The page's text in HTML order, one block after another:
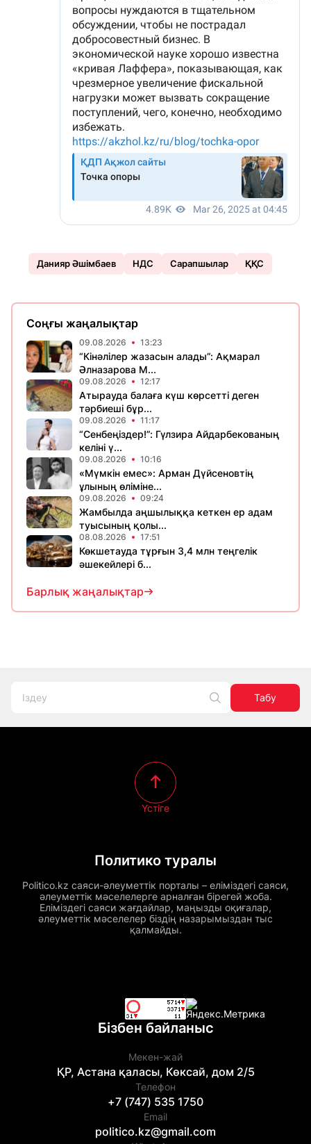
Данияр Әшімбаев НДС Сарапшылар ҚҚС
Соңғы жаңалықтар
09.08.2026 13:23
“Кінәлілер жазасын алады”: Ақмарал
Әлназарова М...
09.08.2026 12:17
Атырауда балаға күш көрсетті деген
тәрбиеші бұр...
09.08.2026 11:17
“Сенбеңіздер!”: Гүлзира Айдарбекованың
келіні ү...
09.08.2026 10:16
«Мүмкін емес»: Арман Дүйсеновтің
ұлының өліміне...
09.08.2026 09:24
Жамбылда аңшылыққа кеткен ер адам
туысының қолы...
08.08.2026 17:51
Көкшетауда тұрғын 3,4 млн теңгелік
әшекейлері б...
Барлық жаңалықтар
Табу
Политико туралы
Politico.kz саяси-әлеуметтік порталы – еліміздегі саяси,
әлеуметтік мәселелерге арналған бірегей жоба.
Еліміздегі саяси жағдайлар, маңызды оқиғалар,
әлеуметтік мәселелер біздің назарымыздан тыс
қалмайды.
Үстіге
Бізбен байланыс
Мекен-жай
ҚР, Астана қаласы, Көксай, дом 2/5
Телефон
+7 (747) 535 1750
Email
politico.kz@gmail.com